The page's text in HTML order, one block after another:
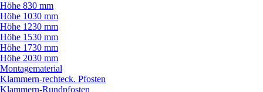
Höhe 830 mm
Höhe 1030 mm
Höhe 1230 mm
Höhe 1530 mm
Höhe 1730 mm
Höhe 2030 mm
Montagematerial
Klammern-rechteck. Pfosten
Klammern-Rundpfosten